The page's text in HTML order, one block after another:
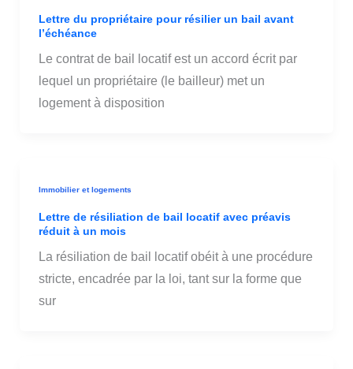
Lettre du propriétaire pour résilier un bail avant
l’échéance
Le contrat de bail locatif est un accord écrit par
lequel un propriétaire (le bailleur) met un
logement à disposition
Immobilier et logements
Lettre de résiliation de bail locatif avec préavis
réduit à un mois
La résiliation de bail locatif obéit à une procédure
stricte, encadrée par la loi, tant sur la forme que
sur